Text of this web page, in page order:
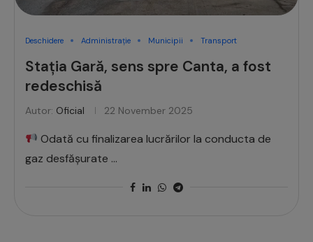
Deschidere Administrație Municipii Transport
Stația Gară, sens spre Canta, a fost
redeschisă
Autor: Oficial 22 November 2025
Odată cu finalizarea lucrărilor la conducta de
gaz desfășurate …